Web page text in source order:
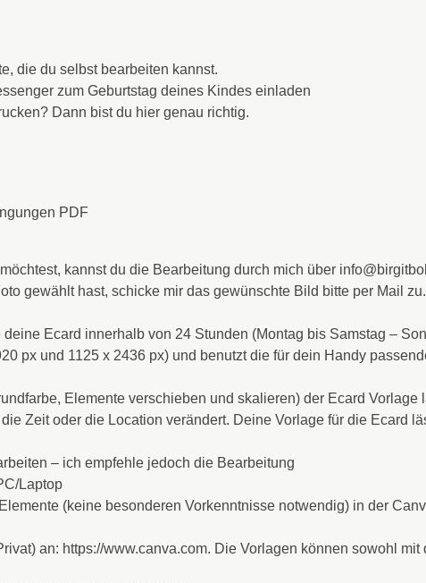
die du selbst bearbeiten kannst.
zum Geburtstag deines Kindes einladen
Dann bist du hier genau richtig.
PDF
kannst du die Bearbeitung durch mich über
gewählt hast, schicke mir das gewünschte Bild bitte per Mail
Ecard innerhalb von 24 Stunden (Montag bis Samstag –
px und 1125 x 2436 px) und benutzt die für dein Handy
Elemente verschieben und skalieren) der Ecard
Zeit oder die Location verändert. Deine Vorlage für die Ecard
– ich empfehle jedoch die Bearbeitung
Laptop
(keine besonderen Vorkenntnisse notwendig) in der
an: https://www.canva.com. Die Vorlagen können sowohl